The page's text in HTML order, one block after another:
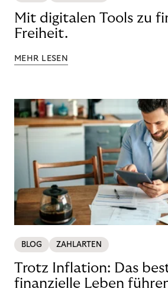
Mit digitalen Tools zu
Freiheit.
MEHR LESEN
BLOG ZAHLARTEN
Trotz Inflation: Das
finanzielle Leben